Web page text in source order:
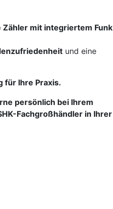
mit integriertem Funk
und eine
für Ihre Praxis.
persönlich bei Ihrem
Fachgroßhändler in Ihrer